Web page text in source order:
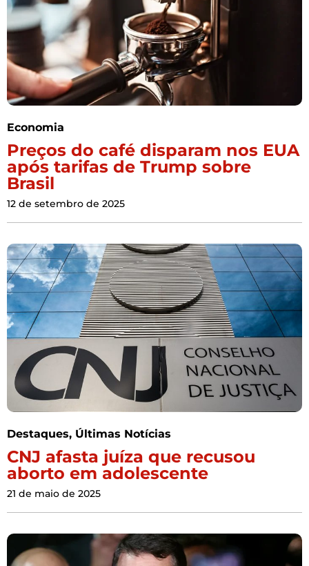
Economia
Preços do café disparam nos EUA
após tarifas de Trump sobre
Brasil
12 de setembro de 2025
Destaques, Últimas Notícias
CNJ afasta juíza que recusou
aborto em adolescente
21 de maio de 2025